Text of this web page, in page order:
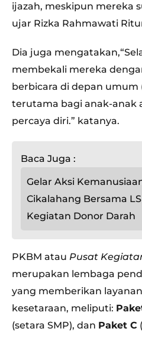
ijazah, meskipun mereka
ujar Rizka Rahmawati
Dia juga
membekali mereka
berbicara di depan umum
terutama bagi anak-anak
percaya diri.” katanya.
Baca Juga :
Gelar Aksi
Cikalahang Bersama
Kegiatan Donor Darah
PKBM atau Pusat
merupakan lembaga
yang memberikan
kesetaraan, meliputi:
(setara SMP), dan Paket C